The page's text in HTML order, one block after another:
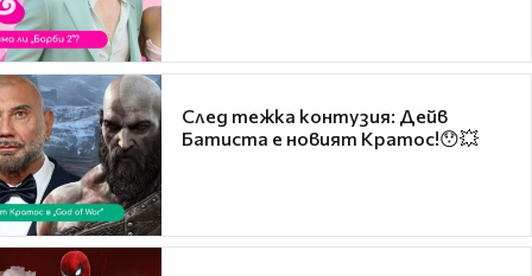
След тежка контузия: Дейв
Батиста е новият Кратос!😯💥